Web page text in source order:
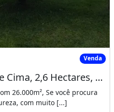
de Cima, 2,6 HectaresVenda
Chácara Ponte Alta de Cima, 2,6 Hectares, Muita Água e Pomar
26.000m², Se você procura
com muito [...]